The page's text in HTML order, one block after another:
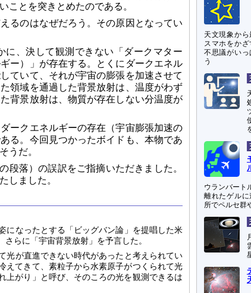
ことを突きとめたのである。
るのはなぜだろう。その原因となってい
、決して観測できない「ダークマター
ー）」が存在する。とくにダークエネル
ていて、それが宇宙の膨張を加速させて
領域を通過した背景放射は、温度がわず
背景放射は、物質が存在しない分温度が
ークエネルギーの存在（宇宙膨張加速の
る。今回見つかったボイドも、本物であ
うだ。
落）の誤訳をご指摘いただきました。
しました。
になったとする「ビッグバン論」を提唱した米
らに「宇宙背景放射」を予言した。
光が直進できない時代があったと考えられてい
えてきて、素粒子から水素原子がつくられて光
上がり」と呼び、そのころの光を観測できるは
天文現象から
スマホをかざ
不思議がいっ
う
ウランバート
離れたゲル
所でペルセ群